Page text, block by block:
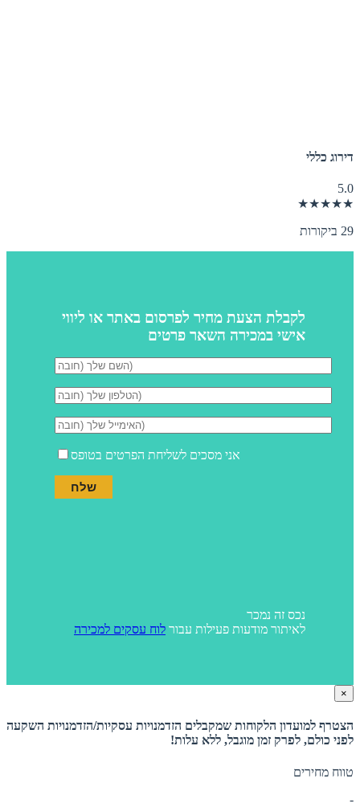
דירוג כללי
5.0
★★★★★
29 ביקורות
לקבלת הצעת מחיר לפרסום באתר או ליווי
אישי במכירה השאר פרטים
אני מסכים לשליחת הפרטים בטופס
נכס זה נמכר
לאיתור מודעות פעילות עבור לוח עסקים למכירה
×
הצטרף למועדון הלקוחות שמקבלים הזדמנויות עסקיות/הזדמנויות השקעה
לפני כולם, לפרק זמן מוגבל, ללא עלות!
טווח מחירים
-